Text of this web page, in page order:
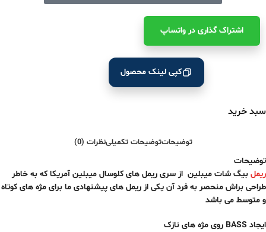
سبد خرید
اشتراک ‌گذاری در واتساپ
کپی لینک محصول
توضیحاتتوضیحات تکمیلینظرات (0)
توضیحات
ریمل بیگ شات میبلین از سری ریمل های کلوسال میبلین آمریکا که به خاطر
طراحی براش منحصر به فرد آن یکی از ریمل های پیشنهادی ما برای مژه های کوتاه
و متوسط می باشد
ایجاد BASS روی مژه های نازک